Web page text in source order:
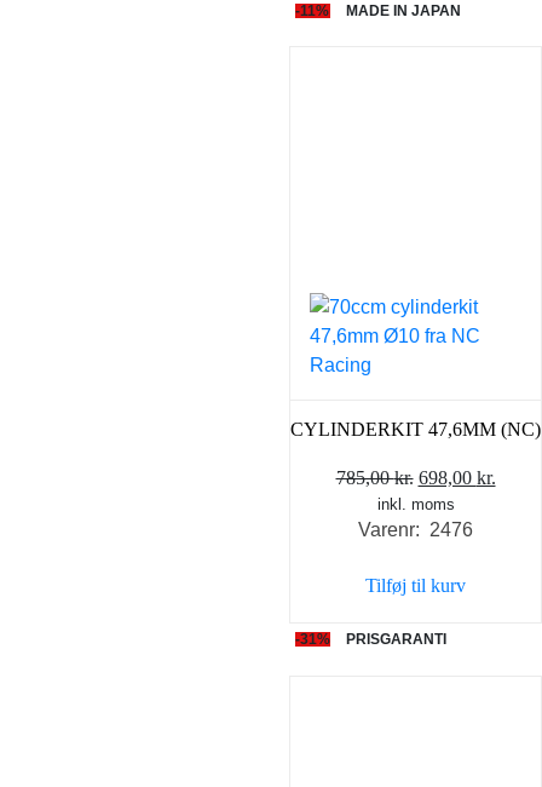
-11% MADE IN JAPAN
CYLINDERKIT 47,6MM (NC)
785,00kr. Den
oprindelige
pris
785,00 kr..
698,00 kr.
inkl. moms
Varenr: 2476
Tilføj til kurv
-31% PRISGARANTI